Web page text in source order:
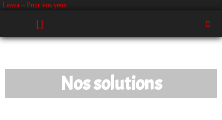
Leava – Pour vos yeux
Nos solutions